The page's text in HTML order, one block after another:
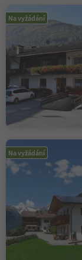
Na vyžádání
Na vyžádání